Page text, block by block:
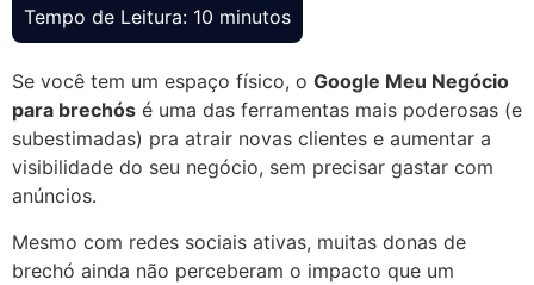
Se você tem um espaço físico, o Google Meu Negócio
para brechós é uma das ferramentas mais poderosas (e
subestimadas) pra atrair novas clientes e aumentar a
visibilidade do seu negócio, sem precisar gastar com
anúncios.
Mesmo com redes sociais ativas, muitas donas de
brechó ainda não perceberam o impacto que um